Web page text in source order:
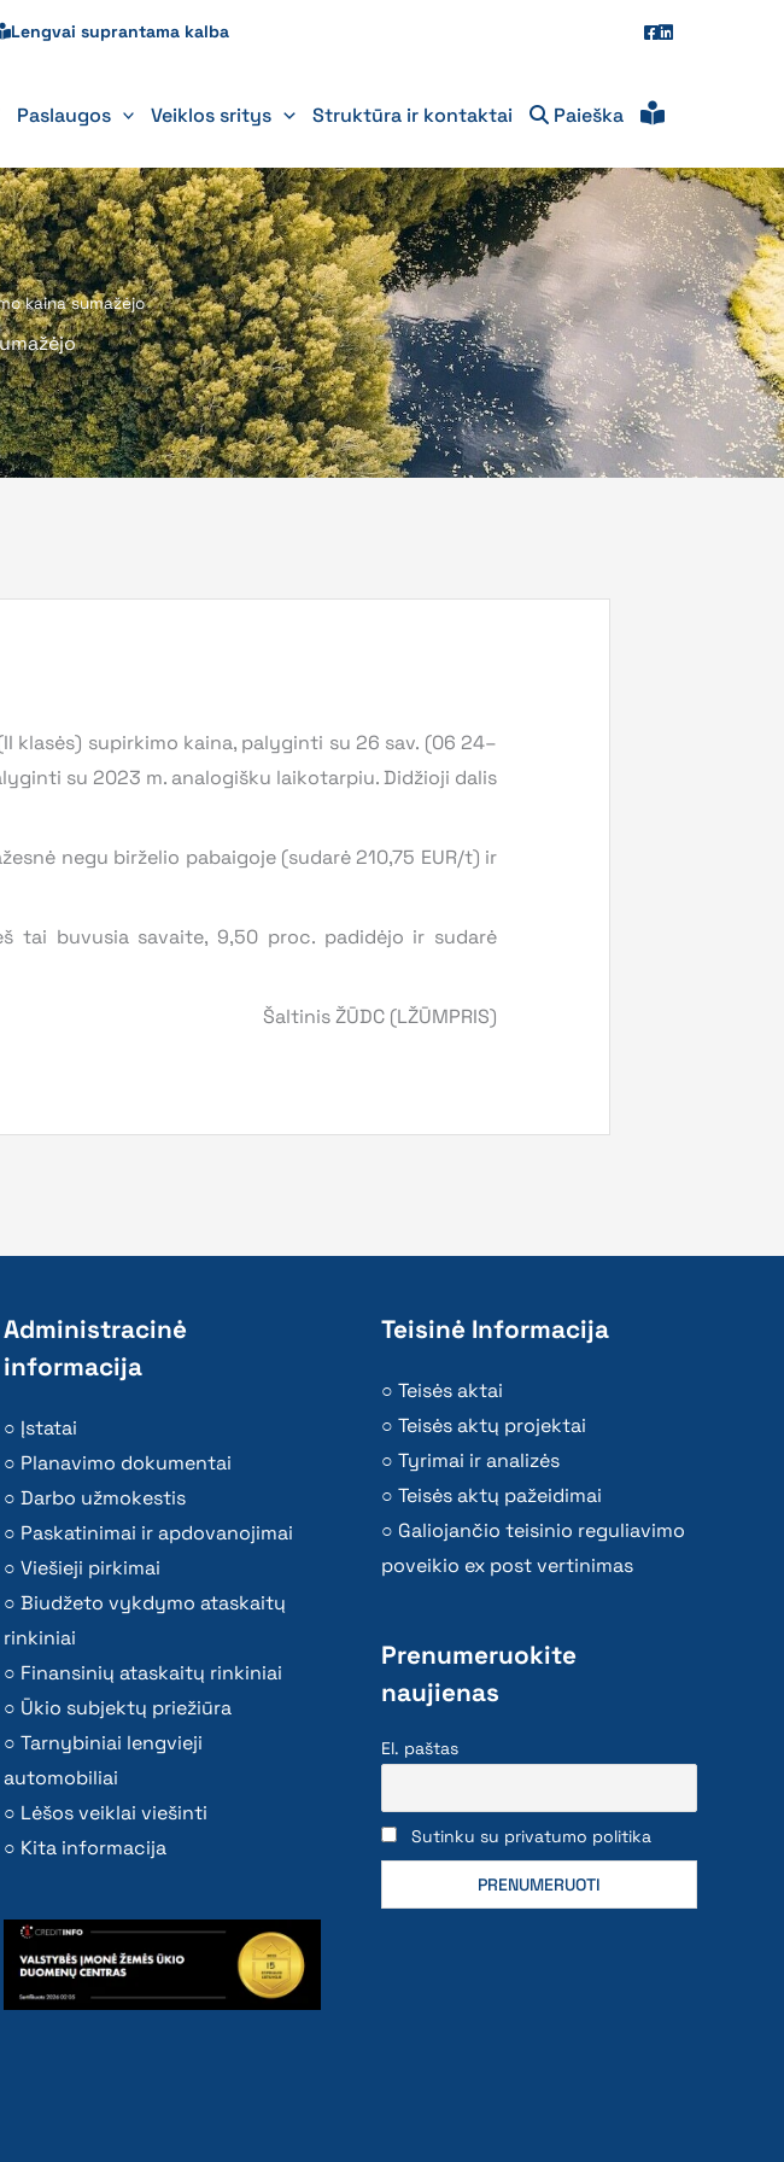
Lengvai suprantama kalba
Paslaugos Veiklos sritys Struktūra ir kontaktai Paieška
kaina sumažėjo
klasės) supirkimo kaina, palyginti su 26 sav. (06 24–
su 2023 m. analogišku laikotarpiu. Didžioji dalis
negu birželio pabaigoje (sudarė 210,75 EUR/t) ir
tai buvusia savaite, 9,50 proc. padidėjo ir sudarė
Šaltinis ŽŪDC (LŽŪMPRIS)
Administracinė
informacija
Įstatai
Planavimo dokumentai
Darbo užmokestis
Paskatinimai ir apdovanojimai
Viešieji pirkimai
Biudžeto vykdymo ataskaitų
rinkiniai
Finansinių ataskaitų rinkiniai
Ūkio subjektų priežiūra
Tarnybiniai lengvieji
automobiliai
Lėšos veiklai viešinti
Kita informacija
Teisinė Informacija
Teisės aktai
Teisės aktų projektai
Tyrimai ir analizės
Teisės aktų pažeidimai
Galiojančio teisinio reguliavimo
poveikio ex post vertinimas
Prenumeruokite
naujienas
El. paštas
Sutinku su privatumo politika